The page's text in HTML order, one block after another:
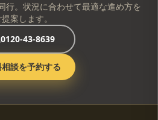
行。状況に合わせて最適な進め方を
提案します。
0120-43-8639
談を予約する